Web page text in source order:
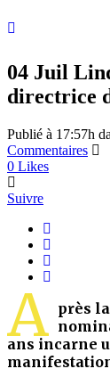
04 Juil
directrice
Publié à 17:57h
Commentaires
0 Likes
Suivre
A près
ans incarne